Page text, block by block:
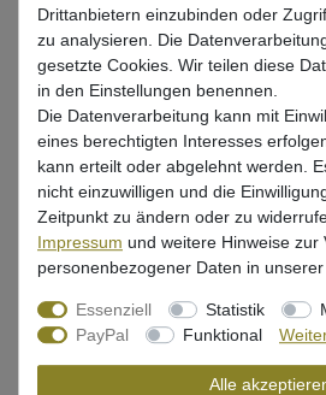
Nur noch 2 Stück verfügbar
In den
Wunschliste
Beschreibung
Bewertung
Drittanbietern einzubinden oder
zu analysieren. Die
gesetzte Cookies. Wir teilen diese
in den Einstellungen benennen.
Die Datenverarbeitung kann mit
eines berechtigten Interesses
kann erteilt oder abgelehnt werden.
nicht einzuwilligen und die
Zeitpunkt zu ändern oder zu
Impressum und weitere Hinweise zur
personenbezogener Daten in unserer
Essenziell Statistik
PayPal
Funktional
Alle